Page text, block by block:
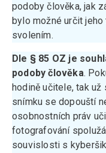
podoby člověka, jak
bylo možné určit
svolením.
Dle § 85 OZ je
podoby člověka.
hodině učitele, tak
snímku se dopouští
osobnostních práv
fotografování
souvislosti s